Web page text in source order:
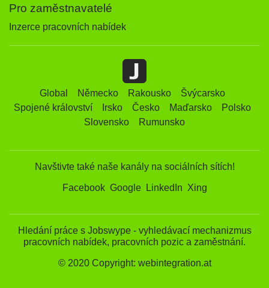
Pro zaměstnavatelé
Inzerce pracovních nabídek
Global Německo Rakousko
Švýcarsko
Spojené království
Irsko Česko Maďarsko
Polsko
Slovensko
Rumunsko
Navštivte také naše kanály na sociálních sítích!
Facebook Google LinkedIn Xing
Hledání práce s Jobswype - vyhledávací mechanizmus
pracovních nabídek, pracovních pozic a zaměstnání.
© 2020 Copyright: webintegration.at